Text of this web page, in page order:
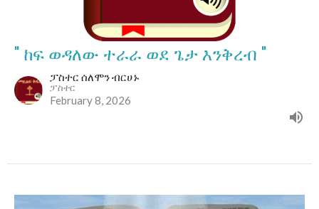
" ከፍ ወዳለው ተራራ ወደ ጌታ እንቅረብ "
ፓስተር ሰለሞን ብርሀኑ
ፓስተር
February 8, 2026